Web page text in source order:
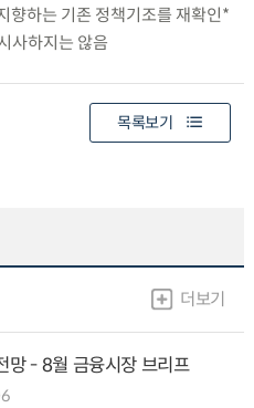
향하는 기존 정책기조를 재확인*
사하지는 않음
목록보기
더보기
망 - 8월 금융시장 브리프